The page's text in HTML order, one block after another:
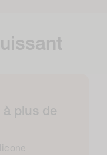
à plus de